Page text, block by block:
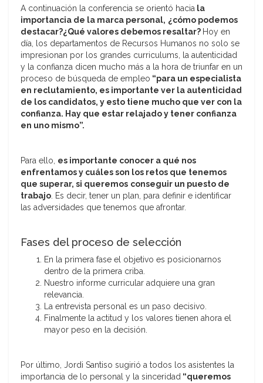
A continuación la conferencia se orientó hacia la
importancia de la marca personal, ¿cómo podemos
destacar?¿Qué valores debemos resaltar? Hoy en
día, los departamentos de Recursos Humanos no solo se
impresionan por los grandes curriculums, la autenticidad
y la confianza dicen mucho más a la hora de triunfar en un
proceso de búsqueda de empleo “para un especialista
en reclutamiento, es importante ver la autenticidad
de los candidatos, y esto tiene mucho que ver con la
confianza. Hay que estar relajado y tener confianza
en uno mismo”.
Para ello, es importante conocer a qué nos
enfrentamos y cuáles son los retos que tenemos
que superar, si queremos conseguir un puesto de
trabajo. Es decir, tener un plan, para definir e identificar
las adversidades que tenemos que afrontar.
Fases del proceso de selección
En la primera fase el objetivo es posicionarnos
dentro de la primera criba.
Nuestro informe curricular adquiere una gran
relevancia.
La entrevista personal es un paso decisivo.
Finalmente la actitud y los valores tienen ahora el
mayor peso en la decisión.
Por último, Jordi Santiso sugirió a todos los asistentes la
importancia de lo personal y la sinceridad “queremos